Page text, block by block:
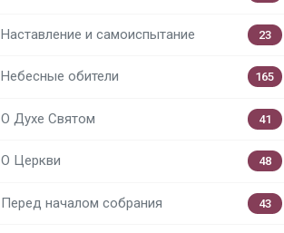
Наставление и самоиспытание 23
Небесные обители 165
О Духе Святом 41
О Церкви 48
Перед началом собрания 43